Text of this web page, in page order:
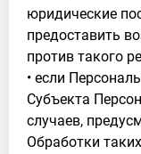
юридические
предоставить
против такого
• если
Субъекта
случаев,
Обработки